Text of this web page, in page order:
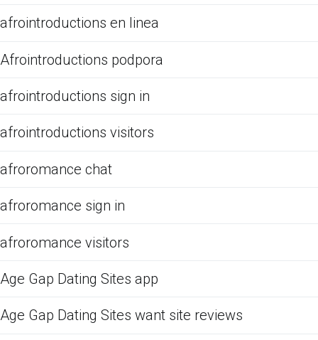
afrointroductions en linea
Afrointroductions podpora
afrointroductions sign in
afrointroductions visitors
afroromance chat
afroromance sign in
afroromance visitors
Age Gap Dating Sites app
Age Gap Dating Sites want site reviews